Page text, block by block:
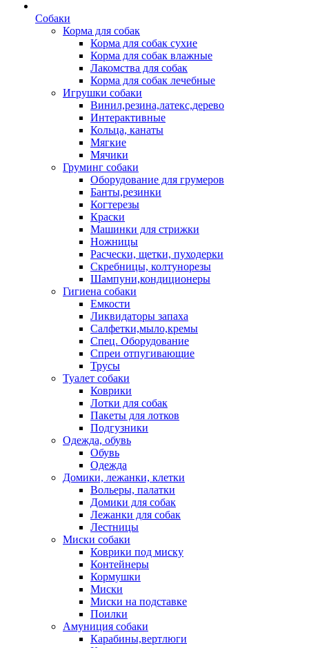
Собаки
Корма для собак
Корма для собак сухие
Корма для собак влажные
Лакомства для собак
Корма для собак лечебные
Игрушки собаки
Винил,резина,латекс,дерево
Интерактивные
Кольца, канаты
Мягкие
Мячики
Груминг собаки
Оборудование для грумеров
Банты,резинки
Когтерезы
Краски
Машинки для стрижки
Ножницы
Расчески, щетки, пуходерки
Скребницы, колтунорезы
Шампуни,кондиционеры
Гигиена собаки
Емкости
Ликвидаторы запаха
Салфетки,мыло,кремы
Спец. Оборудование
Спреи отпугивающие
Трусы
Туалет собаки
Коврики
Лотки для собак
Пакеты для лотков
Подгузники
Одежда, обувь
Обувь
Одежда
Домики, лежанки, клетки
Вольеры, палатки
Домики для собак
Лежанки для собак
Лестницы
Миски собаки
Коврики под миску
Контейнеры
Кормушки
Миски
Миски на подставке
Поилки
Амуниция собаки
Карабины,вертлюги